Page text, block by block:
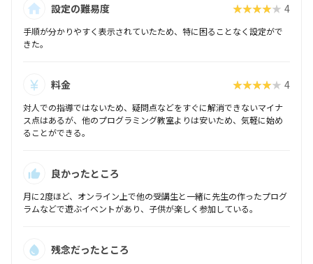
設定の難易度 ★★★★★ 4
手順が分かりやすく表示されていたため、特に困ることなく設定がで
きた。
料金 ★★★★★ 4
対人での指導ではないため、疑問点などをすぐに解消できないマイナ
ス点はあるが、他のプログラミング教室よりは安いため、気軽に始め
ることができる。
良かったところ
月に2度ほど、オンライン上で他の受講生と一緒に先生の作ったプログ
ラムなどで遊ぶイベントがあり、子供が楽しく参加している。
残念だったところ